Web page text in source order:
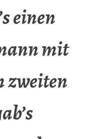
einen
mit
zweiten